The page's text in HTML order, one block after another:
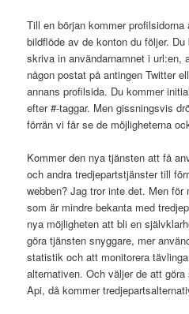
Till en början kommer
bildflöde av de konton du följer.
skriva in användarnamnet i url:en,
någon postat på antingen Twitter
annans profilsida. Du kommer
efter #-taggar. Men gissningsvis
förrän vi får se de möjligheterna
Kommer den nya tjänsten att få
och andra tredjepartstjänster till
webben? Jag tror inte det. Men för
som är mindre bekanta med
nya möjligheten att bli en
göra tjänsten snyggare, mer
statistik och att monitorera
alternativen. Och väljer de att
Api, då kommer